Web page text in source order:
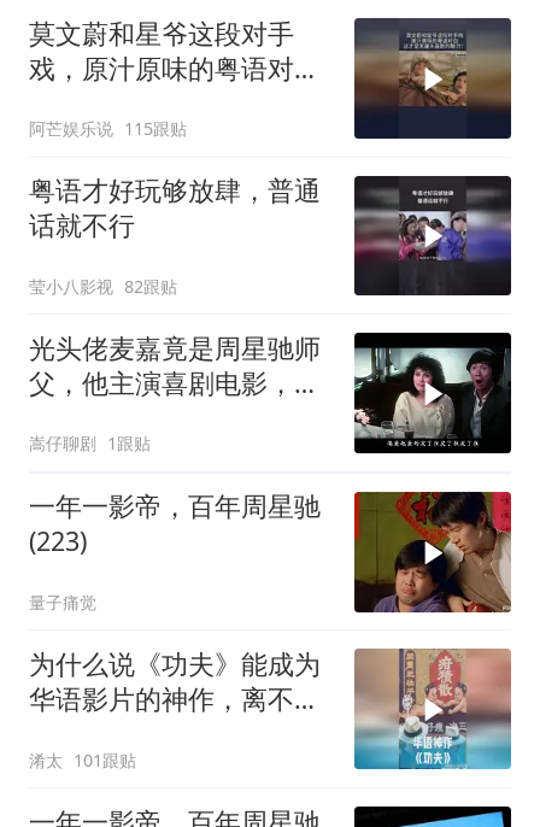
莫文蔚和星爷这段对手
戏，原汁原味的粤语对
魅力！
阿芒娱乐说 115跟贴
粤语才好玩够放肆，普通
话就不行
莹小八影视 82跟贴
光头佬麦嘉竟是周星驰师
父，他主演喜剧电影，承
嵩仔聊剧 1跟贴
一年一影帝，百年周星驰
(223)
量子痛觉
为什么说《功夫》能成为
华语影片的神作，离不开
淆太 101跟贴